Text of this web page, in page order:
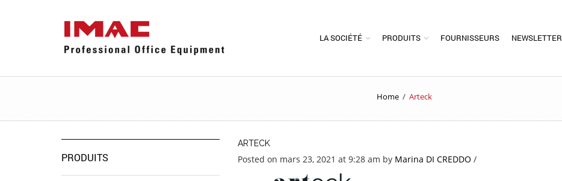
LA SOCIÉTÉ PRODUITS FOURNISSEURS NEWSLETTER
Home / Arteck
ARTECK
Posted on mars 23, 2021 at 9:28 am by Marina DI CREDDO /
PRODUITS